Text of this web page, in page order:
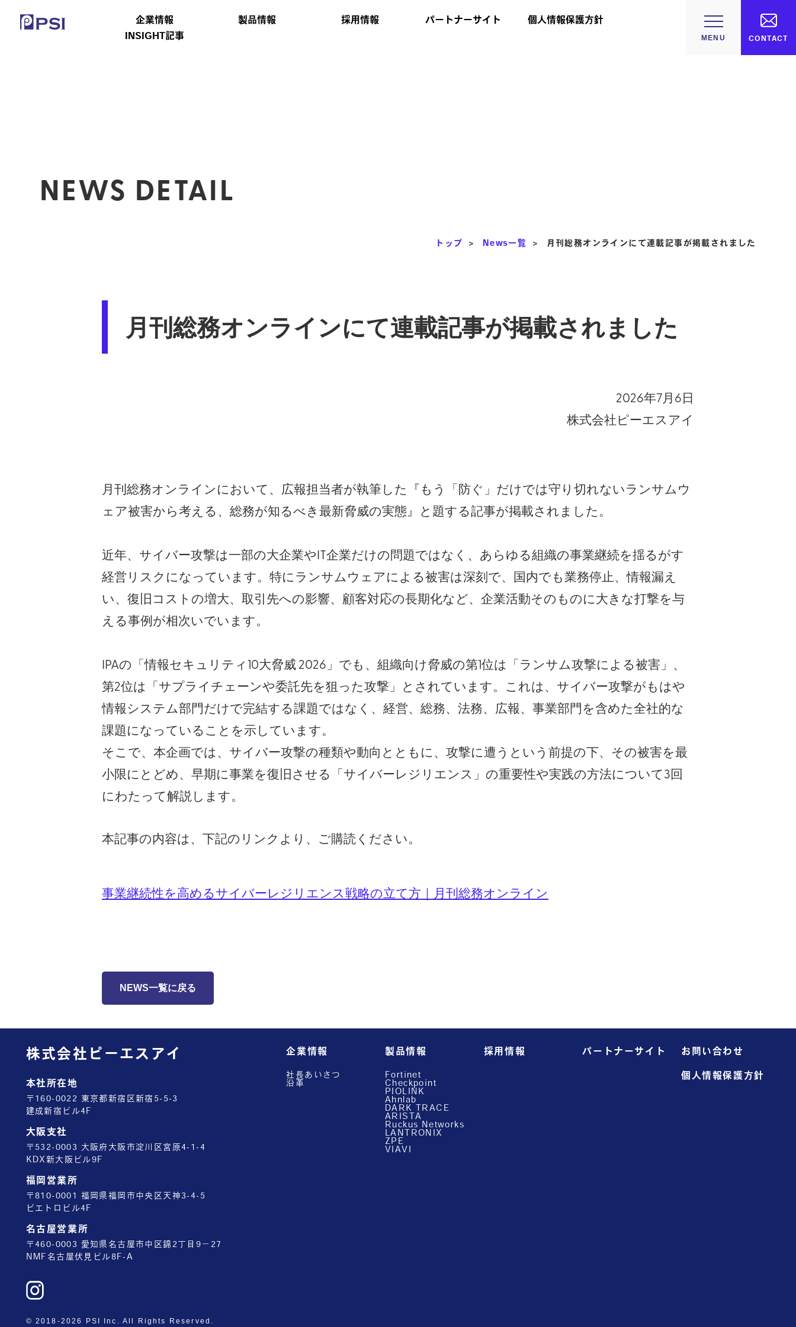
企業情報 製品情報 採用情報 パートナーサイト
個人情報保護方針
INSIGHT記事
NEWS DETAIL
トップ > News一覧 > 月刊総務オンラインにて連載記事が掲載されました
月刊総務オンラインにて連載記事が掲載されました
2026年7月6日
株式会社ピーエスアイ
月刊総務オンラインにおいて、広報担当者が執筆した『もう「防ぐ」だけでは守り切れないランサムウ
ェア被害から考える、総務が知るべき最新脅威の実態』と題する記事が掲載されました。
近年、サイバー攻撃は一部の大企業やIT企業だけの問題ではなく、あらゆる組織の事業継続を揺るがす
経営リスクになっています。特にランサムウェアによる被害は深刻で、国内でも業務停止、情報漏え
い、復旧コストの増大、取引先への影響、顧客対応の長期化など、企業活動そのものに大きな打撃を与
える事例が相次いでいます。
IPAの「情報セキュリティ10大脅威 2026」でも、組織向け脅威の第1位は「ランサム攻撃による被害」、
第2位は「サプライチェーンや委託先を狙った攻撃」とされています。これは、サイバー攻撃がもはや
情報システム部門だけで完結する課題ではなく、経営、総務、法務、広報、事業部門を含めた全社的な
課題になっていることを示しています。
そこで、本企画では、サイバー攻撃の種類や動向とともに、攻撃に遭うという前提の下、その被害を最
小限にとどめ、早期に事業を復旧させる「サイバーレジリエンス」の重要性や実践の方法について3回
にわたって解説します。
本記事の内容は、下記のリンクより、ご購読ください。
事業継続性を高めるサイバーレジリエンス戦略の立て方｜月刊総務オンライン
NEWS一覧に戻る
株式会社ピーエスアイ
本社所在地
〒160-0022 東京都新宿区新宿5-5-3
建成新宿ビル4F
大阪支社
〒532-0003 大阪府大阪市淀川区宮原4-1-4
KDX新大阪ビル9F
福岡営業所
〒810-0001 福岡県福岡市中央区天神3-4-5
ピエトロビル4F
名古屋営業所
〒460-0003 愛知県名古屋市中区錦2丁目9－27
NMF名古屋伏見ビル8F-A
企業情報
社長あいさつ
沿革
製品情報
Fortinet
Checkpoint
PIOLINK
Ahnlab
DARK TRACE
ARISTA
Ruckus Networks
LANTRONIX
ZPE
VIAVI
採用情報 パートナーサイト お問い合わせ
個人情報保護方針
<
© 2018-2026 PSI Inc. All Rights Reserved.
CONTACT